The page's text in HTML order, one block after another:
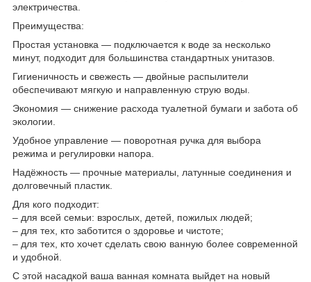
электричества.
Преимущества:
Простая установка — подключается к воде за несколько
минут, подходит для большинства стандартных унитазов.
Гигиеничность и свежесть — двойные распылители
обеспечивают мягкую и направленную струю воды.
Экономия — снижение расхода туалетной бумаги и забота об
экологии.
Удобное управление — поворотная ручка для выбора
режима и регулировки напора.
Надёжность — прочные материалы, латунные соединения и
долговечный пластик.
Для кого подходит:
– для всей семьи: взрослых, детей, пожилых людей;
– для тех, кто заботится о здоровье и чистоте;
– для тех, кто хочет сделать свою ванную более современной
и удобной.
С этой насадкой ваша ванная комната выйдет на новый